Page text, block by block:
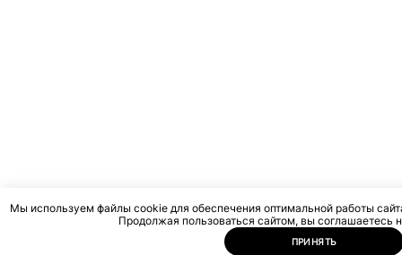
Мы используем файлы cookie для обеспечения оптимальной работы
Продолжая пользоваться сайтом, вы соглашаетесь
ПРИНЯТЬ